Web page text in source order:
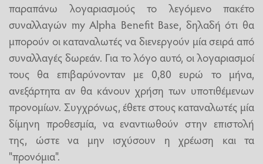
παραπάνω λογαριασμούς το λεγόμενο πακέτο
συναλλαγών my Alpha Benefit Base, δηλαδή ότι θα
μπορούν οι καταναλωτές να διενεργούν μία σειρά από
συναλλαγές δωρεάν. Για το λόγο αυτό, οι λογαριασμοί
τους θα επιβαρύνονταν με 0,80 ευρώ το μήνα,
ανεξάρτητα αν θα κάνουν χρήση των υποτιθέμενων
προνομίων. Συγχρόνως, έθετε στους καταναλωτές μία
δίμηνη προθεσμία, να εναντιωθούν στην επιστολή
της, ώστε να μην ισχύσουν η χρέωση και τα
"προνόμια".